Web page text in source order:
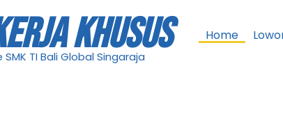
KHUSUS
TI Bali Global Singaraja
Home